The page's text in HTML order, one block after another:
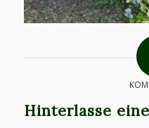
Hinterlasse